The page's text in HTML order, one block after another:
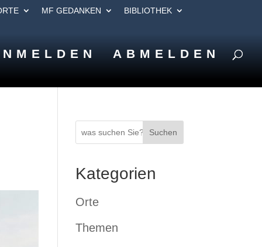
MF GEDANKEN BIBLIOTHEK
ABMELDEN
Suchen
Kategorien
Orte
Themen